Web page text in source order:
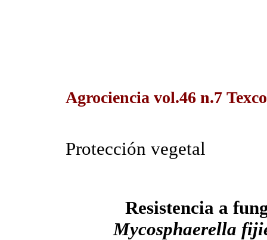
Agrociencia vol.46 n.7
Protección vegetal
Resistencia a
Mycosphaerella